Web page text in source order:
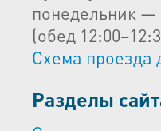
понедельник —
(обед
Схема проезда
Разделы